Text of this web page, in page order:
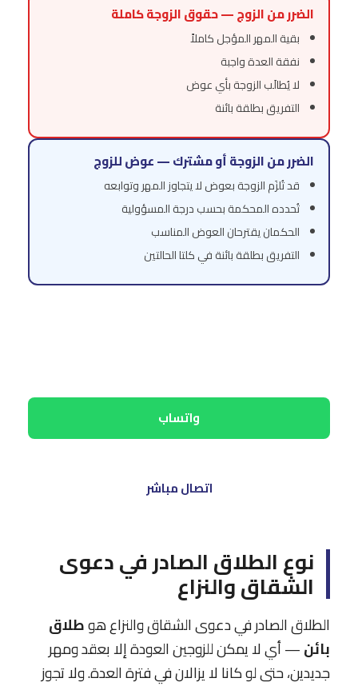
الضرر من الزوج — حقوق الزوجة كاملة
بقية المهر المؤجل كاملاً
نفقة العدة واجبة
لا يُطالَب الزوجة بأي عوض
التفريق بطلقة بائنة
الضرر من الزوجة أو مشترك — عوض للزوج
قد تُلزَم الزوجة بعوض لا يتجاوز المهر وتوابعه
تُحدده المحكمة بحسب درجة المسؤولية
الحكمان يقترحان العوض المناسب
التفريق بطلقة بائنة في كلتا الحالتين
واتساب
اتصال مباشر
نوع الطلاق الصادر في دعوى
الشقاق والنزاع
الطلاق الصادر في دعوى الشقاق والنزاع هوطلاق
بائن— أي لا يمكن للزوجين العودة إلا بعقد ومهر
جديدين، حتى لو كانا لا يزالان في فترة العدة. ولا تجوز